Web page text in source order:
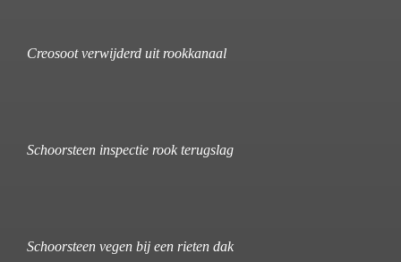
Creosoot verwijderd uit rookkanaal
Schoorsteen inspectie rook terugslag
Schoorsteen vegen bij een rieten dak